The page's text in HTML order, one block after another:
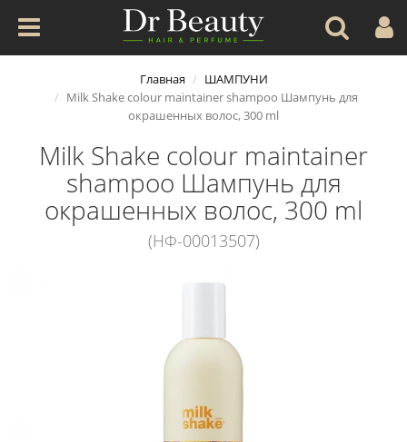
Главная
ШАМПУНИ
Milk Shake colour maintainer shampoo Шампунь для
окрашенных волос, 300 ml
Milk Shake colour maintainer
shampoo Шампунь для
окрашенных волос, 300 ml
(НФ-00013507)